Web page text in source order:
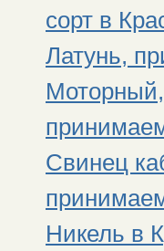
сорт в
Латунь,
Свинец
Никель в